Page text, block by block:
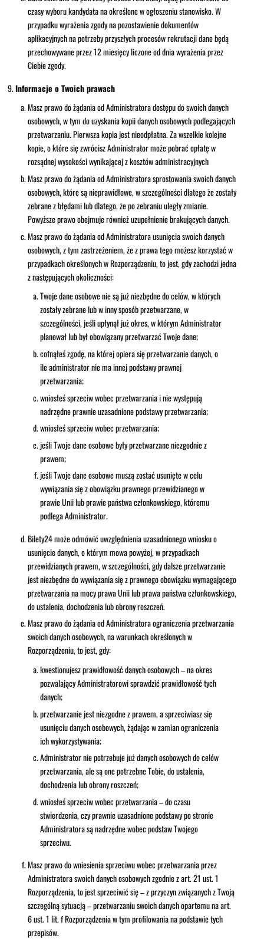
czasy wyboru kandydata na określone w ogłoszeniu stanowisko. W
przypadku wyrażenia zgody na pozostawienie dokumentów
aplikacyjnych na potrzeby przyszłych procesów rekrutacji dane będą
przechowywane przez 12 miesięcy liczone od dnia wyrażenia przez
Ciebie zgody.
Informacje o Twoich prawach
Masz prawo do żądania od Administratora dostępu do swoich danych
osobowych, w tym do uzyskania kopii danych osobowych podlegających
przetwarzaniu. Pierwsza kopia jest nieodpłatna. Za wszelkie kolejne
kopie, o które się zwrócisz Administrator może pobrać opłatę w
rozsądnej wysokości wynikającej z kosztów administracyjnych
Masz prawo do żądania od Administratora sprostowania swoich danych
osobowych, które są nieprawidłowe, w szczególności dlatego że zostały
zebrane z błędami lub dlatego, że po zebraniu uległy zmianie.
Powyższe prawo obejmuje również uzupełnienie brakujących danych.
Masz prawo do żądania od Administratora usunięcia swoich danych
osobowych, z tym zastrzeżeniem, że z prawa tego możesz korzystać w
przypadkach określonych w Rozporządzeniu, to jest, gdy zachodzi jedna
z następujących okoliczności:
Twoje dane osobowe nie są już niezbędne do celów, w których
zostały zebrane lub w inny sposób przetwarzane, w
szczególności, jeśli upłynął już okres, w którym Administrator
planował lub był obowiązany przetwarzać Twoje dane;
cofnąłeś zgodę, na której opiera się przetwarzanie danych, o
ile administrator nie ma innej podstawy prawnej
przetwarzania;
wniosłeś sprzeciw wobec przetwarzania i nie występują
nadrzędne prawnie uzasadnione podstawy przetwarzania;
wniosłeś sprzeciw wobec przetwarzania;
jeśli Twoje dane osobowe były przetwarzane niezgodnie z
prawem;
jeśli Twoje dane osobowe muszą zostać usunięte w celu
wywiązania się z obowiązku prawnego przewidzianego w
prawie Unii lub prawie państwa członkowskiego, któremu
podlega Administrator.
Bilety24 może odmówić uwzględnienia uzasadnionego wniosku o
usunięcie danych, o którym mowa powyżej, w przypadkach
przewidzianych prawem, w szczególności, gdy dalsze przetwarzanie
jest niezbędne do wywiązania się z prawnego obowiązku wymagającego
przetwarzania na mocy prawa Unii lub prawa państwa członkowskiego,
do ustalenia, dochodzenia lub obrony roszczeń.
Masz prawo do żądania od Administratora ograniczenia przetwarzania
swoich danych osobowych, na warunkach określonych w
Rozporządzeniu, to jest, gdy:
kwestionujesz prawidłowość danych osobowych – na okres
pozwalający Administratorowi sprawdzić prawidłowość tych
danych;
przetwarzanie jest niezgodne z prawem, a sprzeciwiasz się
usunięciu danych osobowych, żądając w zamian ograniczenia
ich wykorzystywania;
Administrator nie potrzebuje już danych osobowych do celów
przetwarzania, ale są one potrzebne Tobie, do ustalenia,
dochodzenia lub obrony roszczeń;
wniosłeś sprzeciw wobec przetwarzania – do czasu
stwierdzenia, czy prawnie uzasadnione podstawy po stronie
Administratora są nadrzędne wobec podstaw Twojego
sprzeciwu.
Masz prawo do wniesienia sprzeciwu wobec przetwarzania przez
Administratora swoich danych osobowych zgodnie z art. 21 ust. 1
Rozporządzenia, to jest sprzeciwić się – z przyczyn związanych z Twoją
szczególną sytuacją – przetwarzaniu swoich danych opartemu na art.
6 ust. 1 lit. f Rozporządzenia w tym profilowania na podstawie tych
przepisów.